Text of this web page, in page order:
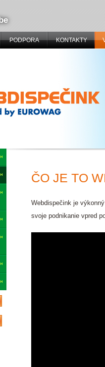
PODPORA KONTAKTY
ČO JE TO
Webdispečink je
svoje podnikanie vpred